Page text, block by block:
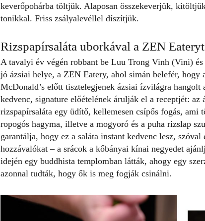
keverőpohárba töltjük. Alaposan összekeverjük,
tonikkal. Friss zsályalevéllel díszítjük.
Rizspapírsaláta uborkával a ZEN
A tavalyi év végén robbant be Luu Trong Vinh (Vini)
jó ázsiai helye, a ZEN Eatery, ahol simán belefér, hogy
McDonald’s előtt tisztelegjenek ázsiai ízvilágra
kedvenc, signature előételének árulják el a receptjét: az
rizspapírsaláta egy üdítő, kellemesen csípős fogás, ami
ropogós hagyma, illetve a mogyoró és a puha rizslap
garantálja, hogy ez a saláta instant kedvenc lesz, szóval
hozzávalókat – a srácok a kőbányai kínai negyedet
idején egy buddhista templomban látták, ahogy egy
azonnal tudták, hogy ők is meg fogják csinálni.